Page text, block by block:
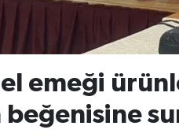
emeği